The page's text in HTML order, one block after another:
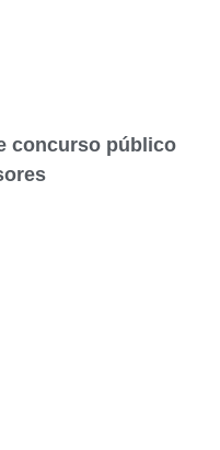
concurso público